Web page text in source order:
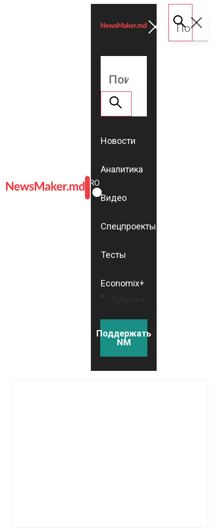
ROMÂNĂ
RU
Новости
Аналитика
Видео
Спецпроекты
Тесты
Economix+
Поддержать
NM